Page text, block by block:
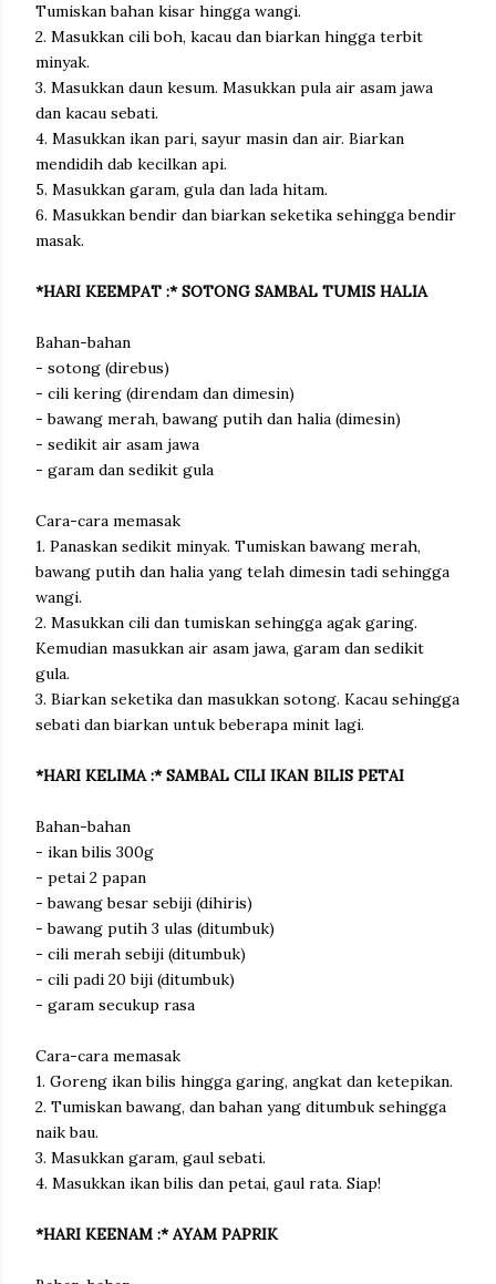
Tumiskan bahan kisar hingga wangi.
2. Masukkan cili boh, kacau dan biarkan hingga terbit
minyak.
3. Masukkan daun kesum. Masukkan pula air asam jawa
dan kacau sebati.
4. Masukkan ikan pari, sayur masin dan air. Biarkan
mendidih dab kecilkan api.
5. Masukkan garam, gula dan lada hitam.
6. Masukkan bendir dan biarkan seketika sehingga bendir
masak.
*HARI KEEMPAT :* SOTONG SAMBAL TUMIS HALIA
Bahan-bahan
- sotong (direbus)
- cili kering (direndam dan dimesin)
- bawang merah, bawang putih dan halia (dimesin)
- sedikit air asam jawa
- garam dan sedikit gula
Cara-cara memasak
1. Panaskan sedikit minyak. Tumiskan bawang merah,
bawang putih dan halia yang telah dimesin tadi sehingga
wangi.
2. Masukkan cili dan tumiskan sehingga agak garing.
Kemudian masukkan air asam jawa, garam dan sedikit
gula.
3. Biarkan seketika dan masukkan sotong. Kacau sehingga
sebati dan biarkan untuk beberapa minit lagi.
*HARI KELIMA :* SAMBAL CILI IKAN BILIS PETAI
Bahan-bahan
- ikan bilis 300g
- petai 2 papan
- bawang besar sebiji (dihiris)
- bawang putih 3 ulas (ditumbuk)
- cili merah sebiji (ditumbuk)
- cili padi 20 biji (ditumbuk)
- garam secukup rasa
Cara-cara memasak
1. Goreng ikan bilis hingga garing, angkat dan ketepikan.
2. Tumiskan bawang, dan bahan yang ditumbuk sehingga
naik bau.
3. Masukkan garam, gaul sebati.
4. Masukkan ikan bilis dan petai, gaul rata. Siap!
*HARI KEENAM :* AYAM PAPRIK